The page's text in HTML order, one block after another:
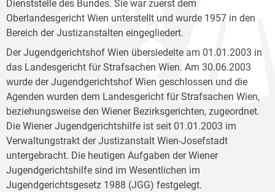
Dienststelle des Bundes. Sie war zuerst dem
Oberlandesgericht Wien unterstellt und wurde 1957 in den
Bereich der Justizanstalten eingegliedert.
Der Jugendgerichtshof Wien übersiedelte am 01.01.2003 in
das Landesgericht für Strafsachen Wien. Am 30.06.2003
wurde der Jugendgerichtshof Wien geschlossen und die
Agenden wurden dem Landesgericht für Strafsachen Wien,
beziehungsweise den Wiener Bezirksgerichten, zugeordnet.
Die Wiener Jugendgerichtshilfe ist seit 01.01.2003 im
Verwaltungstrakt der Justizanstalt Wien-Josefstadt
untergebracht. Die heutigen Aufgaben der Wiener
Jugendgerichtshilfe sind im Wesentlichen im
Jugendgerichtsgesetz 1988 (JGG) festgelegt.